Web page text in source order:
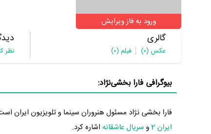
ورود به فاز ویرایش
گالری
عکس (0) فیلم (0) نظر
بیوگرافی فارا بخشی‌نژاد:
فارا بخشی نژاد مسئول هنروران سینما و تلویزیون ایران
ایران 2
و سریال عاشقانه اشاره کرد.